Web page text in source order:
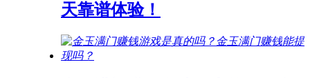
天靠谱体验！